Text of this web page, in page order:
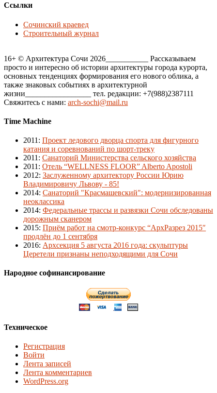
Ссылки
Сочинский краевед
Строительный журнал
16+ © Архитектура Сочи 2026___________ Рассказываем
просто и интересно об истории архитектуры города курорта,
основных тенденциях формирования его нового облика, а
также знаковых событиях в архитектурной
жизни_________________ тел. редакции: +7(988)2387111
Свяжитесь с нами: arch-sochi@mail.ru
Time Machine
2011 : Проект ледового дворца спорта для фигурного
катания и соревнований по шорт-треку
2011 : Санаторий Министерства сельского хозяйства
2011 : Отель “WELLNESS FLOOR” Alberto Apostoli
2012: Заслуженному архитектору России Юрию
Владимировичу Львову - 85!
2014: Санаторий "Красмашевский": модернизированная
неоклассика
2014: Федеральные трассы и развязки Сочи обследованы
дорожным сканером
2015: Приём работ на смотр-конкурс “АрхРазрез 2015″
продлён до 1 сентября
2016: Архсекция 5 августа 2016 года: скульптуры
Церетели признаны неподходящими для Сочи
Народное софинансирование
Техническое
Регистрация
Войти
Лента записей
Лента комментариев
WordPress.org